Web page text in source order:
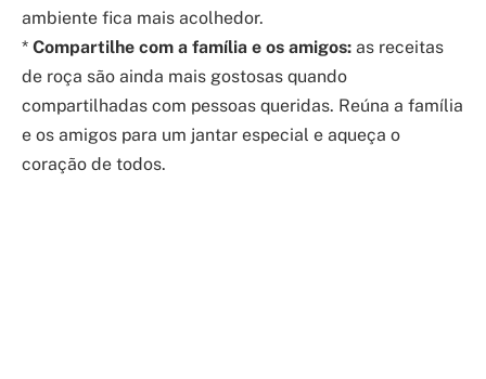
ambiente fica mais acolhedor.
* Compartilhe com a família e os amigos: as receitas
de roça são ainda mais gostosas quando
compartilhadas com pessoas queridas. Reúna a família
e os amigos para um jantar especial e aqueça o
coração de todos.